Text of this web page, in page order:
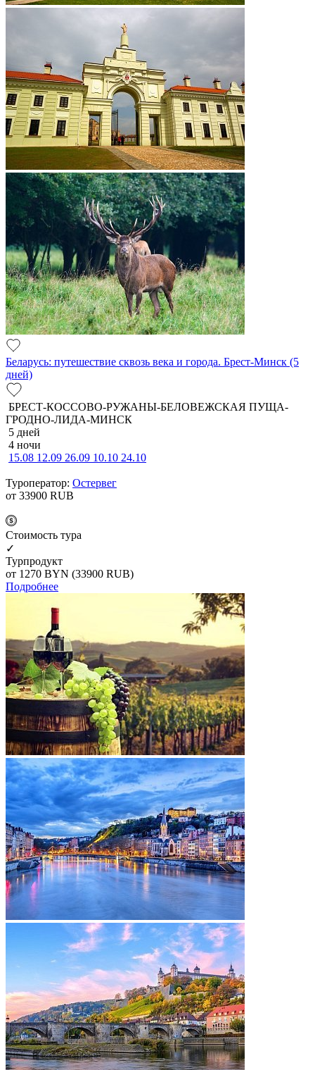
Беларусь: путешествие сквозь века и города. Брест-Минск (5
дней)
БРЕСТ-КОССОВО-РУЖАНЫ-БЕЛОВЕЖСКАЯ ПУЩА-
ГРОДНО-ЛИДА-МИНСК
5 дней
4 ночи
15.08 12.09 26.09 10.10 24.10
Туроператор: Остервег
от 33900 RUB
Cтоимость тура
✓
Турпродукт
от 1270 BYN (33900 RUB)
Подробнее